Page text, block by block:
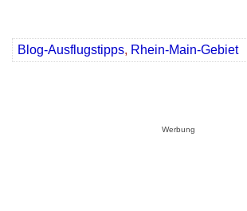
Blog-Ausflugstipps, Rhein-Main-Gebiet
Werbung